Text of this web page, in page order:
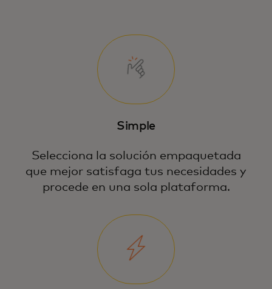
Simple
Selecciona la solución empaquetada
que mejor satisfaga tus necesidades y
procede en una sola plataforma.